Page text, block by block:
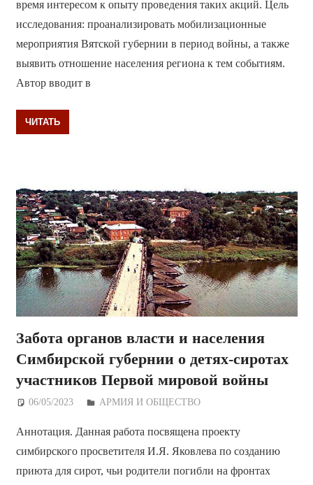
время интересом к опыту проведения таких акций. Цель
исследования: проанализировать мобилизационные
мероприятия Вятской губернии в период войны, а также
выявить отношение населения региона к тем событиям.
Автор вводит в
ЧИТАТЬ
Забота органов власти и населения
Симбирской губернии о детях-сиротах
участников Первой мировой войны
06/05/2023 Дежурный по Редакции
АРМИЯ И ОБЩЕСТВО
Аннотация. Данная работа посвящена проекту
симбирского просветителя И.Я. Яковлева по созданию
приюта для сирот, чьи родители погибли на фронтах